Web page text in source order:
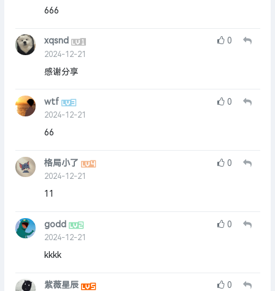
666
xqsnd
2024-12-21
0
感谢分享
wtf
2024-12-21
0
66
格局小了
2024-12-21
0
11
godd
2024-12-21
0
kkkk
紫薇星辰 0